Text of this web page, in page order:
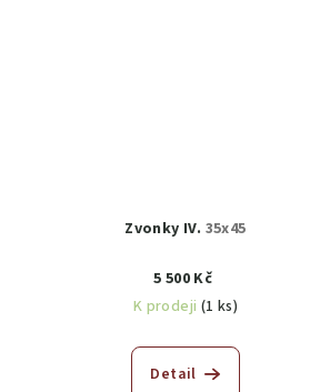
Zvonky IV. 35x45
5 500 Kč
K prodeji (1 ks)
Detail